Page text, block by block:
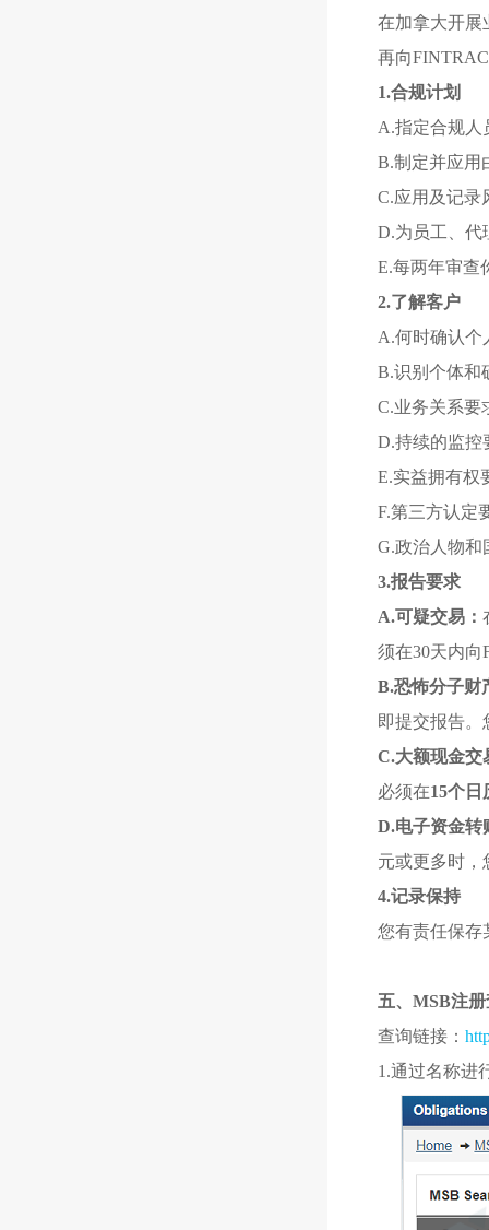
在加拿大开展
再向
1.合规计划
A.指定合规人
B.制定并应用
C.应用及记录
D.为员工、代
E.每两年审查
2.了解客户
A.何时确认
B.识别个体和
C.业务关系要
D.持续的监控
E.实益拥有权
F.第三方认定
G.政治人物和
3.报告要求
A.可疑交易：
须在30天内向
B.恐怖分子财
即提交报告。
C.大额现金交
必须在15个日
D.电子资金转
元或更多时，
4.记录保持
您有责任保存
五、MSB注
查询链接：
1.通过名称进